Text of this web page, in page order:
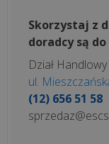
Skorzystaj z
doradcy są
Dział Handlowy
ul.
(12) 656 51 58